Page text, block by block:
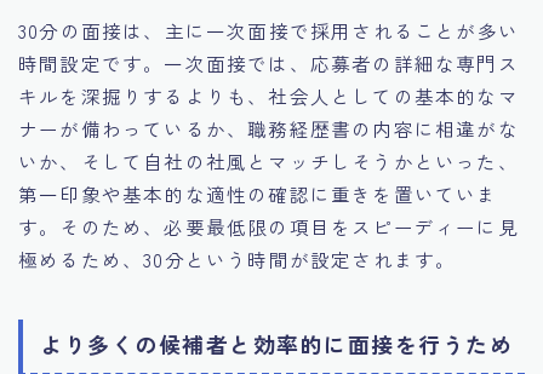
30分の面接は、主に一次面接で採用されることが多い
時間設定です。一次面接では、応募者の詳細な専門ス
キルを深掘りするよりも、社会人としての基本的なマ
ナーが備わっているか、職務経歴書の内容に相違がな
いか、そして自社の社風とマッチしそうかといった、
第一印象や基本的な適性の確認に重きを置いていま
す。そのため、必要最低限の項目をスピーディーに見
極めるため、30分という時間が設定されます。
より多くの候補者と効率的に面接を行うため